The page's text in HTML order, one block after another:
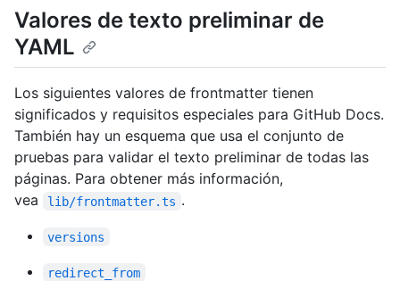
Valores de texto preliminar de
YAML
Los siguientes valores de frontmatter tienen
significados y requisitos especiales para GitHub Docs.
También hay un esquema que usa el conjunto de
pruebas para validar el texto preliminar de todas las
páginas. Para obtener más información,
vea
lib/frontmatter.ts .
versions
redirect_from